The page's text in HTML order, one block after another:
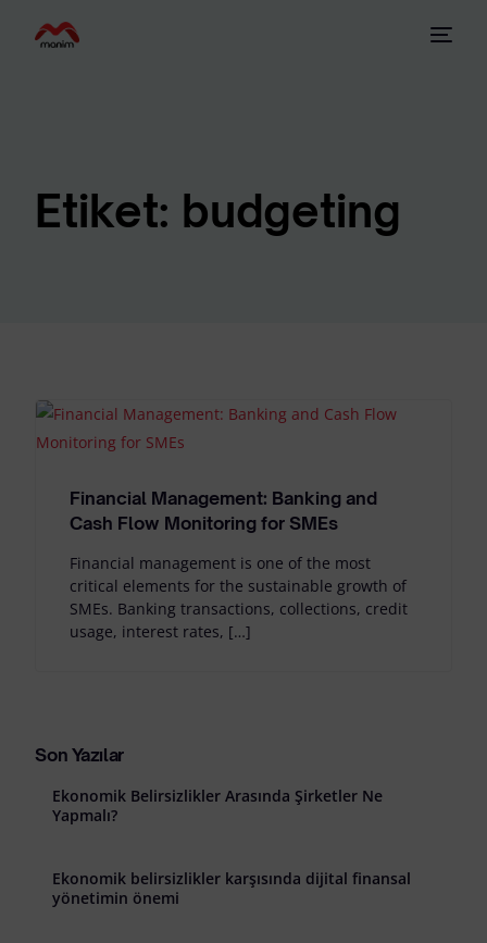
Etiket: budgeting
Financial Management: Banking and
Cash Flow Monitoring for SMEs
Financial management is one of the most
critical elements for the sustainable growth of
SMEs. Banking transactions, collections, credit
usage, interest rates, […]
Son Yazılar
Ekonomik Belirsizlikler Arasında Şirketler Ne
Yapmalı?
Ekonomik belirsizlikler karşısında dijital finansal
yönetimin önemi